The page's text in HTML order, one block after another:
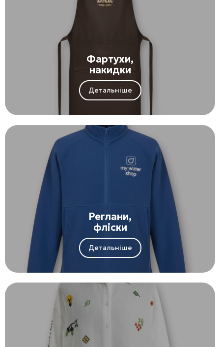
Фартухи,
накидки
Детальніше
Реглани,
фліски
Детальніше